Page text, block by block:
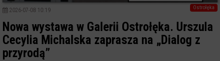
Ostrołęka
2026-07-08 10:19
Nowa wystawa w Galerii Ostrołęka. Urszula
Cecylia Michalska zaprasza na „Dialog z
przyrodą”